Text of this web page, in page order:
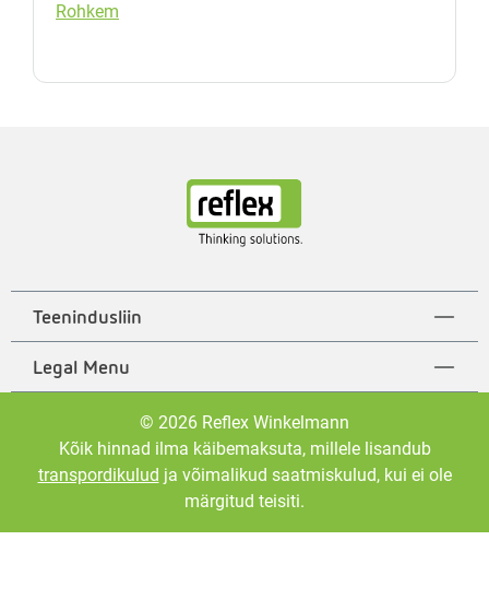
Rohkem
Teenindusliin
Legal Menu
© 2026 Reflex Winkelmann
Kõik hinnad ilma käibemaksuta, millele lisandub
transpordikulud ja võimalikud saatmiskulud, kui ei ole
märgitud teisiti.